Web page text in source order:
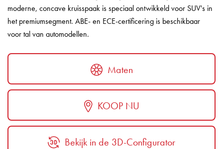
moderne, concave kruisspaak is speciaal ontwikkeld voor SUV's in
het premiumsegment. ABE- en ECE-certificering is beschikbaar
voor tal van automodellen.
Maten
KOOP NU
Bekijk in de 3D-Configurator